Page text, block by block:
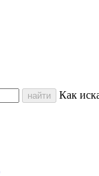
Как